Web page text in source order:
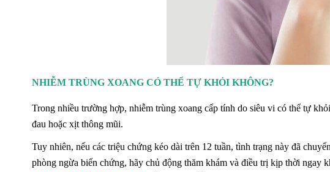
NHIỄM TRÙNG XOANG CÓ THỂ TỰ KHỎI KHÔNG?
Trong nhiều trường hợp, nhiễm trùng xoang cấp tính do siêu vi có thể tự
đau hoặc xịt thông mũi.
Tuy nhiên, nếu các triệu chứng kéo dài trên 12 tuần, tình trạng này đã
phòng ngừa biến chứng, hãy chủ động thăm khám và điều trị kịp thời ngay